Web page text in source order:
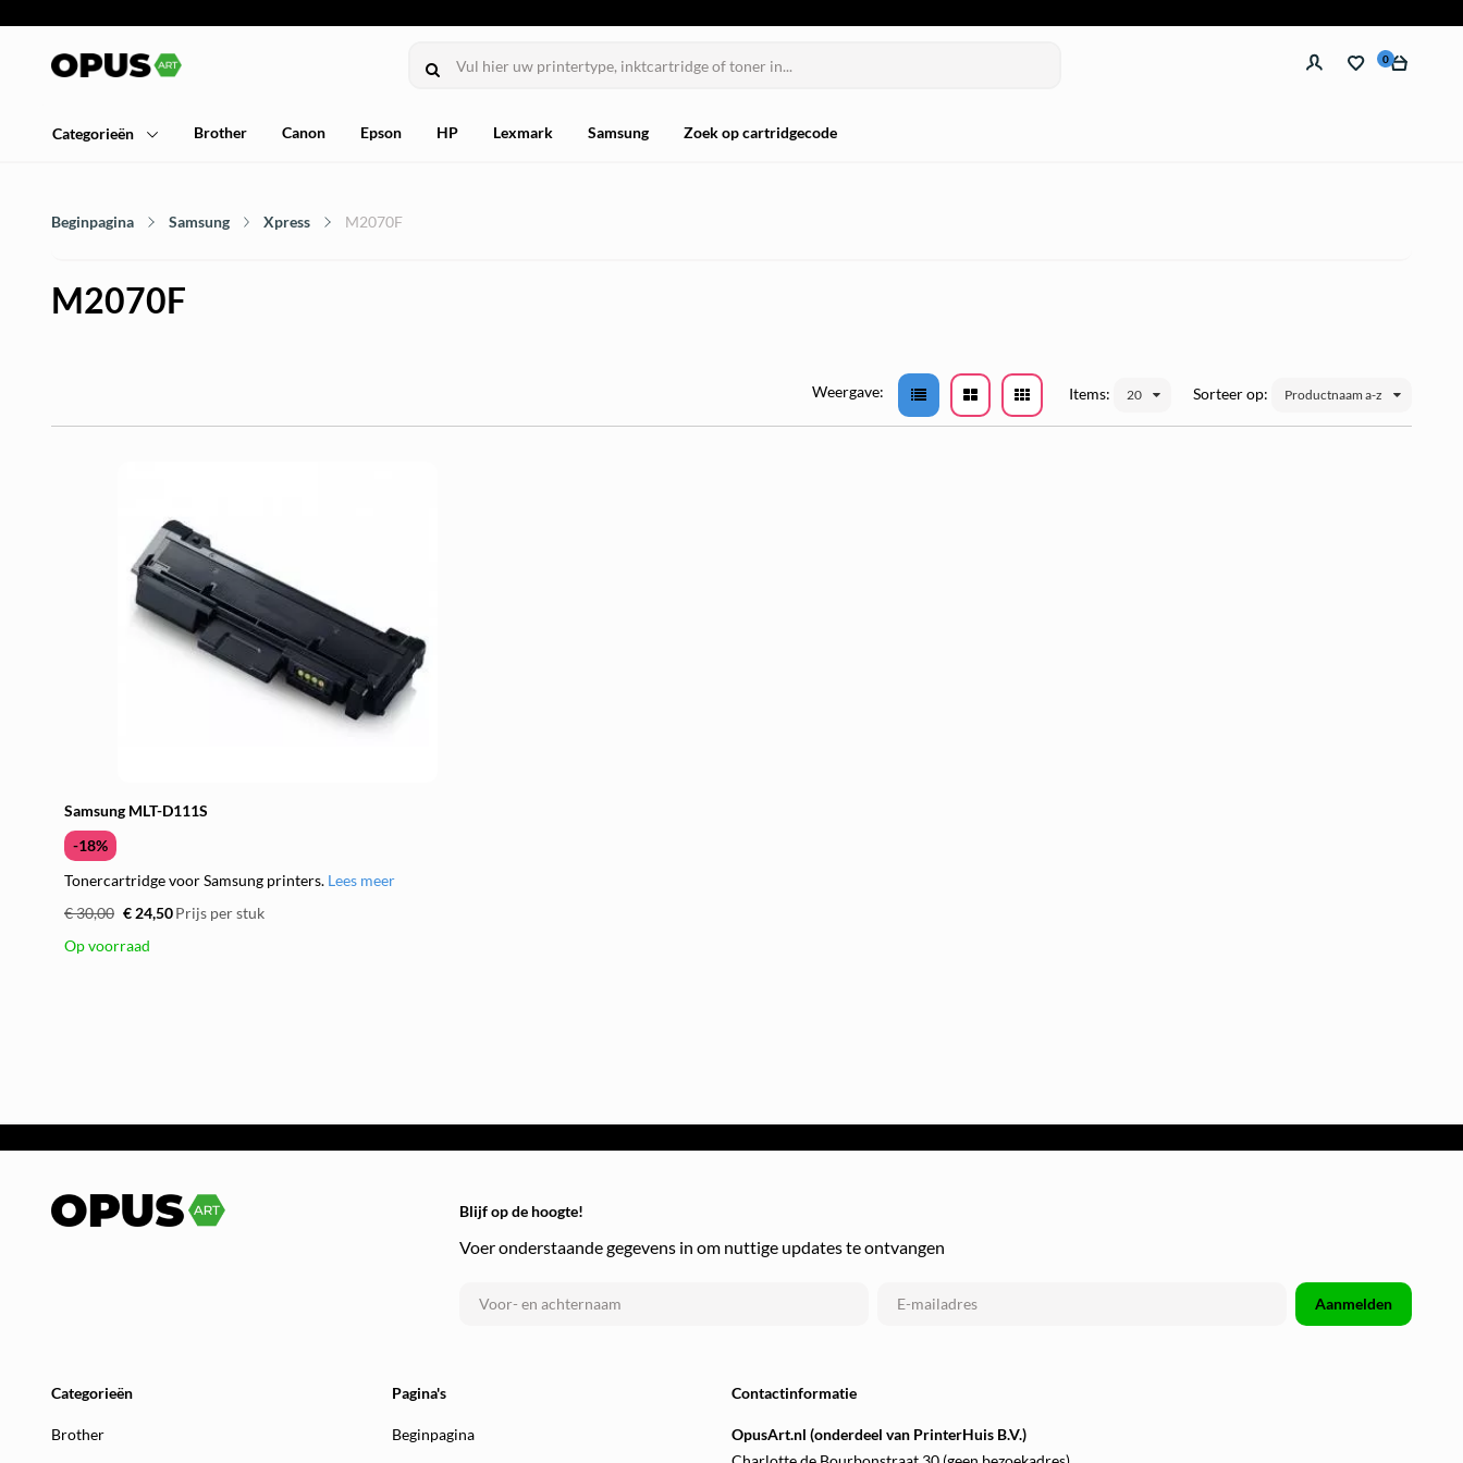
0
Categorieën Brother Canon Epson HP Lexmark Samsung Zoek op cartridgecode
Beginpagina Samsung Xpress M2070F
M2070F
Sorteer op: Productnaam a-z
Items: 20
Weergave:
Samsung MLT-D111S
-18%
Tonercartridge voor Samsung printers. Lees meer
€ 30,00 € 24,50Prijs per stuk
Op voorraad
Blijf op de hoogte!
Voer onderstaande gegevens in om nuttige updates te ontvangen
Aanmelden
Categorieën
Brother
Pagina's
Beginpagina
Contactinformatie
OpusArt.nl (onderdeel van PrinterHuis B.V.)